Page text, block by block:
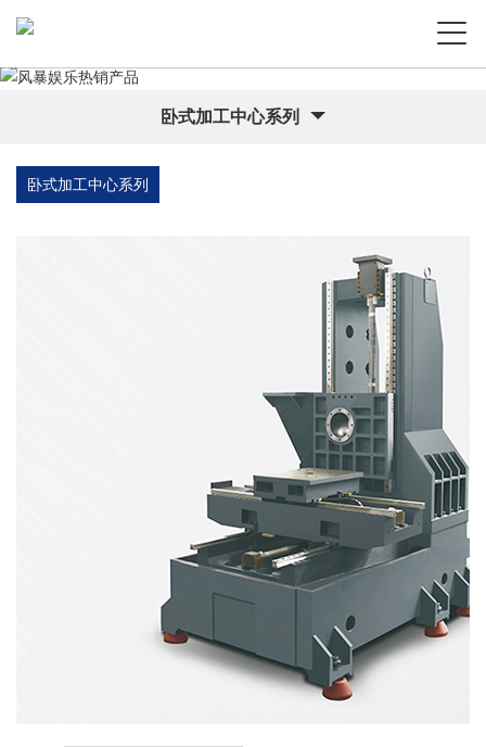
卧式加工中心系列
卧式加工中心系列